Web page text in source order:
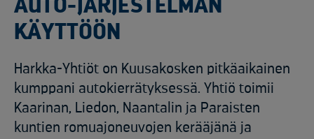
AUTO-JÄRJESTELMÄN
KÄYTTÖÖN
Harkka-Yhtiöt on Kuusakosken pitkäaikainen
kumppani autokierrätyksessä. Yhtiö toimii
Kaarinan, Liedon, Naantalin ja Paraisten
kuntien romuajoneuvojen kerääjänä ja